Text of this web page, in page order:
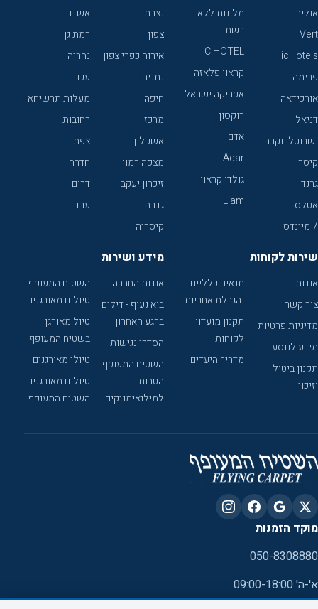
אוליב
Vert
icHotels
פרימה
אורכידאה
דניאל
ישרוטל יוקרה
קיסר
גרנד
אטלס
7 מיינדס
מלונות ללא
רשת
C HOTEL
קראון פלאזה
אפריקה ישראל
רוקסון
אדם
Adar
גולדן קראון
Liam
נצרת
צפון
אירוח כפרי צפון
נתניה
חיפה
מרכז
אשקלון
מצפה רמון
זיכרון יעקב
גדרה
קיסריה
אשדוד
רמת גן
נהריה
עכו
מעלות תרשיחא
רחובות
צפת
חדרה
דרום
ערד
שירות לקוחות
אודות
צור קשר
מדיניות פרטיות
מידע לנוסע
תקנון ביטול
וזיכוי
תנאים כלליים
והגבלת אחריות
תקנון מועדון
לקוחות
מדריך היעדים
מידע ושירות
אודות החברה
בוא נעוף - דילים
ברגע האחרון
הסדרי נגישות
השטיח המעופף
הטבות
למילואימניקים
השטיח המעופף
טיולים מאורגנים
טיול מאורגן
בשטיח המעופף
טיולי מאורגנים
טיולים מאורגנים
השטיח המעופף
מוקד הזמנות
050-8308880
א'-ה' 09:00-18:00